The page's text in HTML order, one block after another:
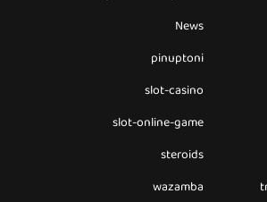
News
pinuptoni
slot-casino
slot-online-game
steroids
wazamba